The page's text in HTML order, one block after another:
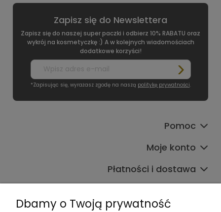
Zapisz się do Newslettera
Zapisz się do naszej super paczki i odbierz 10% RABATU oraz
wykrój na kosmetyczkę :) A w kolejnych wiadomościach
dodatkowe korzyści!
*Zapisując się, wyrażasz zgodę na naszą politykę prywatności.
Pomoc
Moje konto
Płatności i dostawa
Dbamy o Twoją prywatność